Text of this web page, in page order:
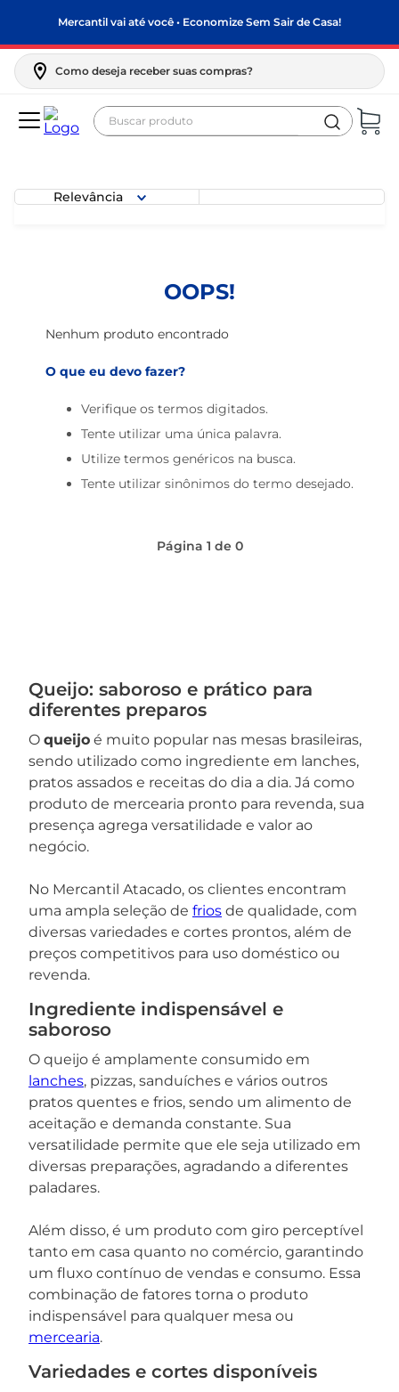
Mercantil vai até você • Economize Sem Sair de Casa!
Como deseja receber suas compras?
Buscar produto
Relevância
OOPS!
Nenhum produto encontrado
O que eu devo fazer?
Verifique os termos digitados.
Tente utilizar uma única palavra.
Utilize termos genéricos na busca.
Tente utilizar sinônimos do termo desejado.
Página 1 de 0
Queijo: saboroso e prático para
diferentes preparos
O queijo é muito popular nas mesas brasileiras,
sendo utilizado como ingrediente em lanches,
pratos assados e receitas do dia a dia. Já como
produto de mercearia pronto para revenda, sua
presença agrega versatilidade e valor ao
negócio.
No Mercantil Atacado, os clientes encontram
uma ampla seleção de frios de qualidade, com
diversas variedades e cortes prontos, além de
preços competitivos para uso doméstico ou
revenda.
Ingrediente indispensável e
saboroso
O queijo é amplamente consumido em
lanches, pizzas, sanduíches e vários outros
pratos quentes e frios, sendo um alimento de
aceitação e demanda constante. Sua
versatilidade permite que ele seja utilizado em
diversas preparações, agradando a diferentes
paladares.
Além disso, é um produto com giro perceptível
tanto em casa quanto no comércio, garantindo
um fluxo contínuo de vendas e consumo. Essa
combinação de fatores torna o produto
indispensável para qualquer mesa ou
mercearia.
Variedades e cortes disponíveis
frango
leite pó